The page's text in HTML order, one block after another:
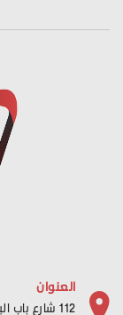
العنوان
112 شارع باب البحر